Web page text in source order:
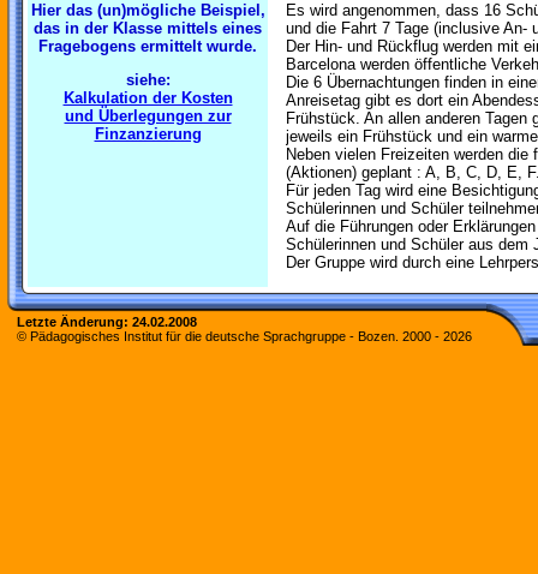
Hier das (un)mögliche Beispiel,
das in der Klasse mittels eines
Fragebogens ermittelt wurde.
siehe:
Kalkulation der Kosten
und Überlegungen zur
Finzanzierung
Es wird angenommen, dass 16
und die Fahrt 7 Tage (inclusive An-
Der Hin- und Rückflug werden mit
Barcelona werden öffentliche
Die 6 Übernachtungen finden in
Anreisetag gibt es dort ein
Frühstück. An allen anderen Tagen
jeweils ein Frühstück und ein
Neben vielen Freizeiten werden die
(Aktionen) geplant : A, B, C, D, E,
Für jeden Tag wird eine
Schülerinnen und Schüler
Auf die Führungen oder
Schülerinnen und Schüler aus dem
Der Gruppe wird durch eine
Letzte Änderung: 24.02.2008
© Pädagogisches Institut für die deutsche Sprachgruppe - Bozen. 2000 - 2026